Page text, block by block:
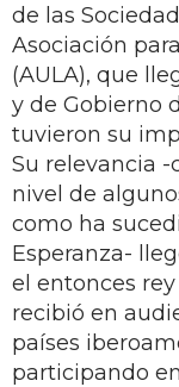
de las
Asociación
(AULA), que
y de Gobierno
tuvieron su
Su relevancia -
nivel de
como ha
Esperanza-
el entonces rey
recibió en
países
participando